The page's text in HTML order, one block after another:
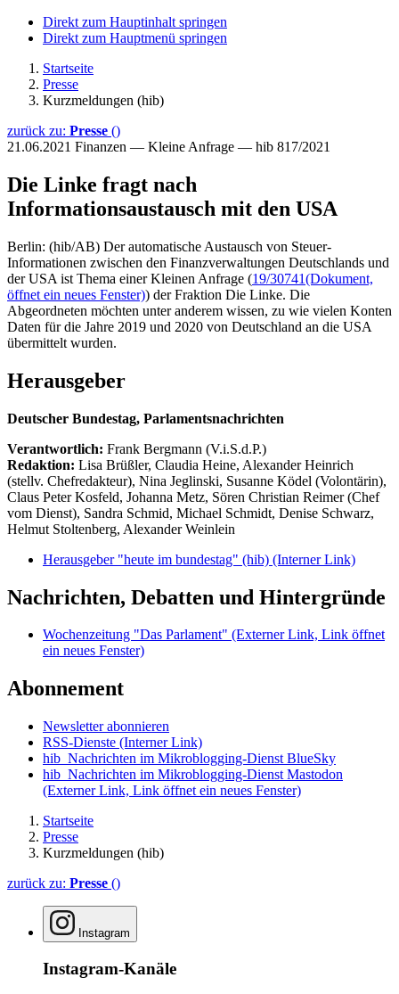
Direkt zum Hauptinhalt springen
Direkt zum Hauptmenü springen
Startseite
Presse
Kurzmeldungen (hib)
zurück zu: Presse ()
21.06.2021 Finanzen — Kleine Anfrage — hib 817/2021
Die Linke fragt nach
Informationsaustausch mit den USA
Berlin: (hib/AB) Der automatische Austausch von Steuer-
Informationen zwischen den Finanzverwaltungen Deutschlands und
der USA ist Thema einer Kleinen Anfrage (19/30741(Dokument,
öffnet ein neues Fenster)) der Fraktion Die Linke. Die
Abgeordneten möchten unter anderem wissen, zu wie vielen Konten
Daten für die Jahre 2019 und 2020 von Deutschland an die USA
übermittelt wurden.
Herausgeber
Deutscher Bundestag, Parlamentsnachrichten
Verantwortlich: Frank Bergmann (V.i.S.d.P.)
Redaktion: Lisa Brüßler, Claudia Heine, Alexander Heinrich
(stellv. Chefredakteur), Nina Jeglinski, Susanne Ködel (Volontärin),
Claus Peter Kosfeld, Johanna Metz, Sören Christian Reimer (Chef
vom Dienst), Sandra Schmid, Michael Schmidt, Denise Schwarz,
Helmut Stoltenberg, Alexander Weinlein
Herausgeber "heute im bundestag" (hib) (Interner Link)
Nachrichten, Debatten und Hintergründe
Wochenzeitung "Das Parlament" (Externer Link, Link öffnet
ein neues Fenster)
Abonnement
Newsletter abonnieren
RSS-Dienste (Interner Link)
hib_Nachrichten im Mikroblogging-Dienst BlueSky
hib_Nachrichten im Mikroblogging-Dienst Mastodon
(Externer Link, Link öffnet ein neues Fenster)
Startseite
Presse
Kurzmeldungen (hib)
zurück zu: Presse ()
Instagram
Instagram-Kanäle